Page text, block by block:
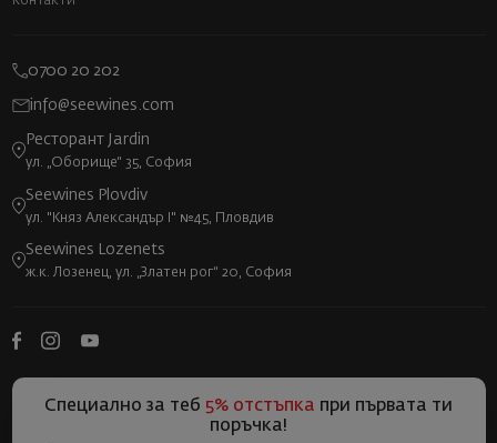
0700 20 202
info@seewines.com
Ресторант Jardin
ул. „Оборище“ 35, София
Seewines Plovdiv
ул. "Княз Александър I" №45, Пловдив
Seewines Lozenets
ж.к. Лозенец, ул. „Златен рог“ 20, София
Специално за теб 5% отстъпка при първата ти
поръчка!